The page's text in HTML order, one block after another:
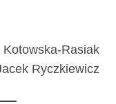
Rasiak
Ryczkiewicz